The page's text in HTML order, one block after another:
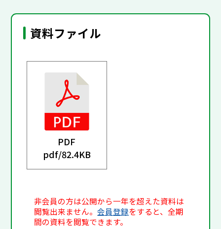
資料ファイル
PDF
pdf/82.4KB
非会員の方は公開から一年を超えた資料は
閲覧出来ません。会員登録をすると、全期
間の資料を閲覧できます。